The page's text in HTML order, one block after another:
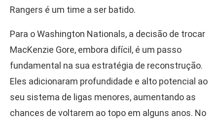
Rangers é um time a ser batido.
Para o Washington Nationals, a decisão de trocar
MacKenzie Gore, embora difícil, é um passo
fundamental na sua estratégia de reconstrução.
Eles adicionaram profundidade e alto potencial ao
seu sistema de ligas menores, aumentando as
chances de voltarem ao topo em alguns anos. No